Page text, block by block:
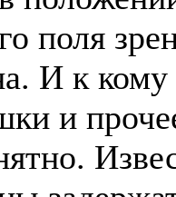
поля
И к
и